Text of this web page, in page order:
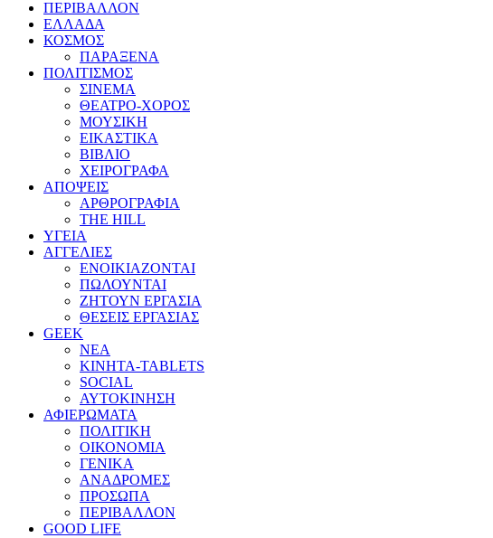
ΠΕΡΙΒΑΛΛΟΝ
ΕΛΛΑΔΑ
ΚΟΣΜΟΣ
ΠΑΡΑΞΕΝΑ
ΠΟΛΙΤΙΣΜΟΣ
ΣΙΝΕΜΑ
ΘΕΑΤΡΟ-ΧΟΡΟΣ
ΜΟΥΣΙΚΗ
ΕΙΚΑΣΤΙΚΑ
ΒΙΒΛΙΟ
ΧΕΙΡΟΓΡΑΦΑ
ΑΠΟΨΕΙΣ
ΑΡΘΡΟΓΡΑΦΙΑ
THE HILL
ΥΓΕΙΑ
ΑΓΓΕΛΙΕΣ
ΕΝΟΙΚΙΑΖΟΝΤΑΙ
ΠΩΛΟΥΝΤΑΙ
ΖΗΤΟΥΝ ΕΡΓΑΣΙΑ
ΘΕΣΕΙΣ ΕΡΓΑΣΙΑΣ
GEEK
ΝΕΑ
ΚΙΝΗΤΑ-TABLETS
SOCIAL
ΑΥΤΟΚΙΝΗΣΗ
ΑΦΙΕΡΩΜΑΤΑ
ΠΟΛΙΤΙΚΗ
ΟΙΚΟΝΟΜΙΑ
ΓΕΝΙΚΑ
ΑΝΑΔΡΟΜΕΣ
ΠΡΟΣΩΠΑ
ΠΕΡΙΒΑΛΛΟΝ
GOOD LIFE